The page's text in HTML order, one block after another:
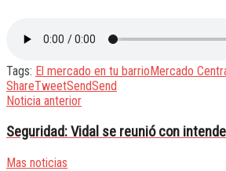
Tags: El mercado en tu barrio Mercado
ShareTweetSendSend
Noticia anterior
Seguridad: Vidal se reunió con
Mas noticias